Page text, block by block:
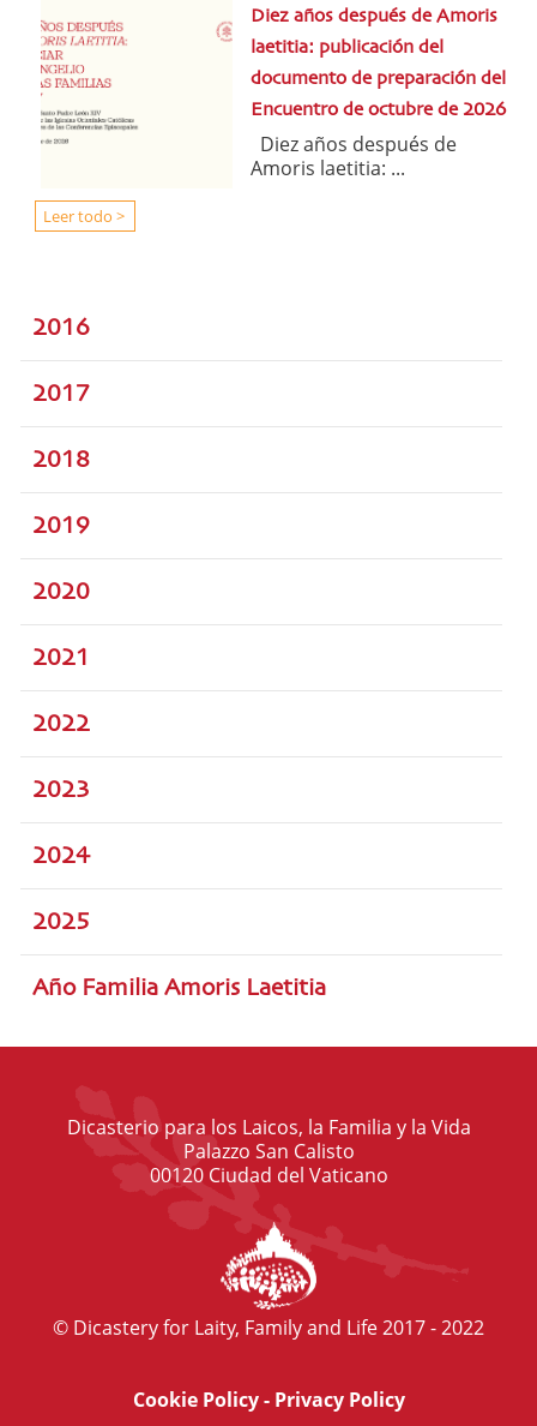
Diez años después de Amoris
laetitia: publicación del
documento de preparación del
Encuentro de octubre de 2026
Diez años después de
Amoris laetitia: ...
Leer todo >
2016
2017
2018
2019
2020
2021
2022
2023
2024
2025
Año Familia Amoris Laetitia
Dicasterio para los Laicos, la Familia y la Vida
Palazzo San Calisto
00120 Ciudad del Vaticano
© Dicastery for Laity, Family and Life 2017 - 2022
Cookie Policy- Privacy Policy